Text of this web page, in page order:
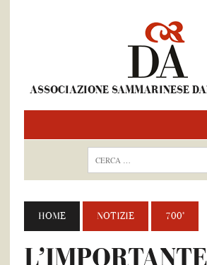
ASSOCIAZIONE SAMMARINESE
HOME NOTIZIE 700°
L’IMPORTANTE